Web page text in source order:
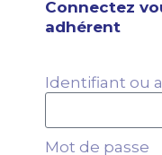
Connectez
adhérent
Identifiant ou
Mot de passe